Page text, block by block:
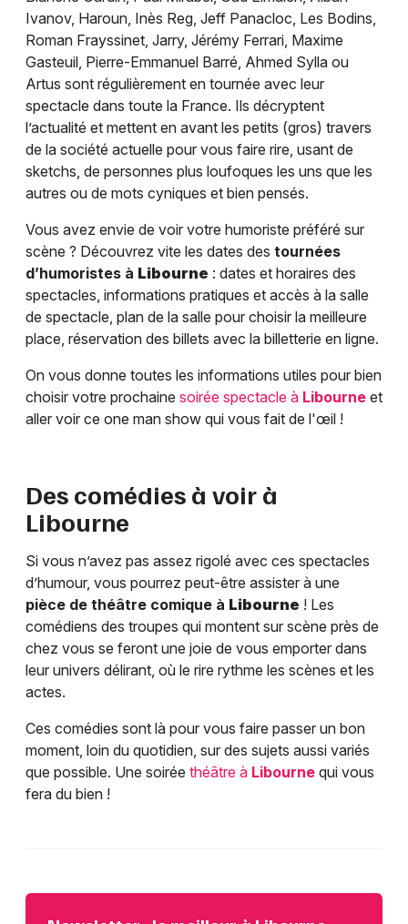
Ivanov, Haroun, Inès Reg, Jeff Panacloc, Les Bodins,
Roman Frayssinet, Jarry, Jérémy Ferrari, Maxime
Gasteuil, Pierre-Emmanuel Barré, Ahmed Sylla ou
Artus sont régulièrement en tournée avec leur
spectacle dans toute la France. Ils décryptent
l’actualité et mettent en avant les petits (gros) travers
de la société actuelle pour vous faire rire, usant de
sketchs, de personnes plus loufoques les uns que les
autres ou de mots cyniques et bien pensés.
Vous avez envie de voir votre humoriste préféré sur
scène ? Découvrez vite les dates des tournées
d’humoristes à Libourne : dates et horaires des
spectacles, informations pratiques et accès à la salle
de spectacle, plan de la salle pour choisir la meilleure
place, réservation des billets avec la billetterie en ligne.
On vous donne toutes les informations utiles pour bien
choisir votre prochaine soirée spectacle à Libourne et
aller voir ce one man show qui vous fait de l'œil !
Des comédies à voir à
Libourne
Si vous n’avez pas assez rigolé avec ces spectacles
d’humour, vous pourrez peut-être assister à une
pièce de théâtre comique à Libourne ! Les
comédiens des troupes qui montent sur scène près de
chez vous se feront une joie de vous emporter dans
leur univers délirant, où le rire rythme les scènes et les
actes.
Ces comédies sont là pour vous faire passer un bon
moment, loin du quotidien, sur des sujets aussi variés
que possible. Une soirée théâtre à Libourne qui vous
fera du bien !